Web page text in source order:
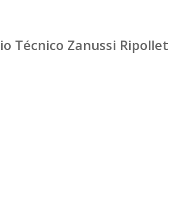
Técnico Zanussi Ripollet